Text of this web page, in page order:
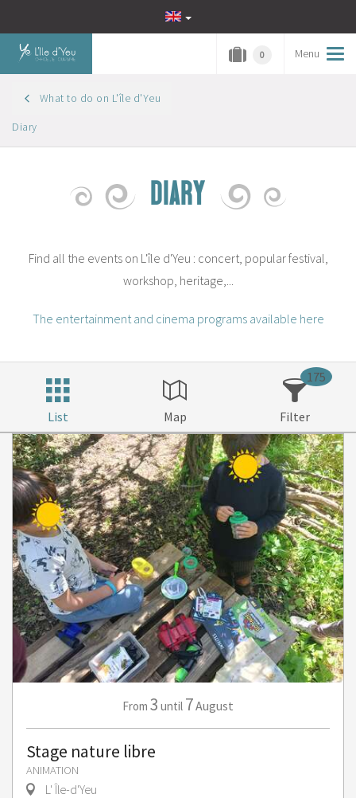
Menu
0
What to do on L'île d'Yeu
Diary
DIARY
Find all the events on L'île d'Yeu : concert, popular festival,
workshop, heritage,...
The entertainment and cinema programs available here
List Map Filter
175
From 3 until 7August
Stage nature libre
ANIMATION
L' Île-d'Yeu